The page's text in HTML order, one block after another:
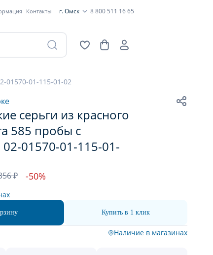
Контакты г. Омск 8 800 511 16 65
01570-01-115-01-02
серьги из красного
585 пробы с
01570-01-115-01-
₽ -50%
Купить в 1 клик
Наличие в магазинах